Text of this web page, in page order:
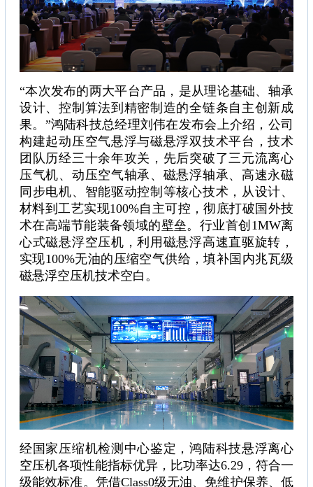
“本次发布的两大平台产品，是从理论基础、轴承
设计、控制算法到精密制造的全链条自主创新成
果。”鸿陆科技总经理刘伟在发布会上介绍，公司
构建起动压空气悬浮与磁悬浮双技术平台，技术
团队历经三十余年攻关，先后突破了三元流离心
压气机、动压空气轴承、磁悬浮轴承、高速永磁
同步电机、智能驱动控制等核心技术，从设计、
材料到工艺实现100%自主可控，彻底打破国外技
术在高端节能装备领域的壁垒。行业首创1MW离
心式磁悬浮空压机，利用磁悬浮高速直驱旋转，
实现100%无油的压缩空气供给，填补国内兆瓦级
磁悬浮空压机技术空白。
经国家压缩机检测中心鉴定，鸿陆科技悬浮离心
空压机各项性能指标优异，比功率达6.29，符合一
级能效标准。凭借Class0级无油、免维护保养、低